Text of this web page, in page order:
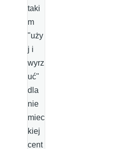
taki
m
"uży
j i
wyrz
uć"
dla
nie
miec
kiej
cent